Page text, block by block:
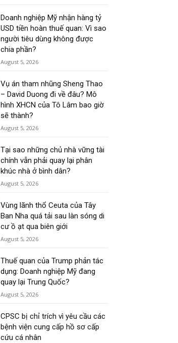
Doanh nghiệp Mỹ nhận hàng tỷ
USD tiền hoàn thuế quan: Vì sao
người tiêu dùng không được
chia phần?
August 5, 2026
Vụ án tham nhũng Sheng Thao
– David Duong đi về đâu? Mô
hình XHCN của Tô Lâm bao giờ
sẽ thành?
August 5, 2026
Tại sao những chủ nhà vững tài
chính vẫn phải quay lại phân
khúc nhà ở bình dân?
August 5, 2026
Vùng lãnh thổ Ceuta của Tây
Ban Nha quá tải sau làn sóng di
cư ồ ạt qua biên giới
August 5, 2026
Thuế quan của Trump phản tác
dụng: Doanh nghiệp Mỹ đang
quay lại Trung Quốc?
August 5, 2026
CPSC bị chỉ trích vì yêu cầu các
bệnh viện cung cấp hồ sơ cấp
cứu cá nhân